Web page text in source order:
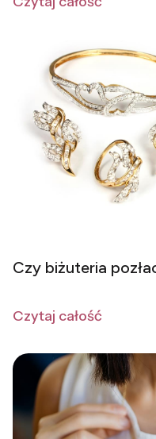
Czy biżuteria
Czytaj całość